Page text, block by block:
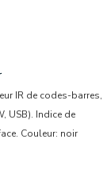
IR de codes-barres,
USB). Indice de
Couleur: noir